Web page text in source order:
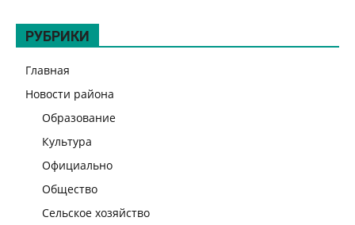
РУБРИКИ
Главная
Новости района
Образование
Культура
Официально
Общество
Сельское хозяйство